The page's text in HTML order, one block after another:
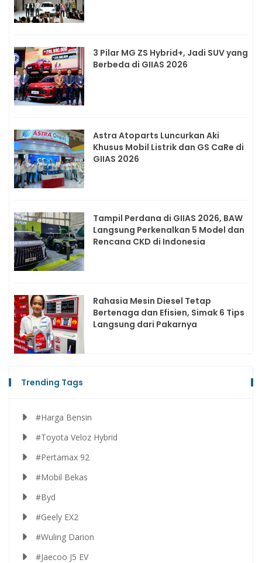
3 Pilar MG ZS Hybrid+, Jadi SUV yang
Berbeda di GIIAS 2026
Astra Atoparts Luncurkan Aki
Khusus Mobil Listrik dan GS CaRe di
GIIAS 2026
Tampil Perdana di GIIAS 2026, BAW
Langsung Perkenalkan 5 Model dan
Rencana CKD di Indonesia
Rahasia Mesin Diesel Tetap
Bertenaga dan Efisien, Simak 6 Tips
Langsung dari Pakarnya
Trending Tags
#Harga Bensin
#Toyota Veloz Hybrid
#Pertamax 92
#Mobil Bekas
#Byd
#Geely EX2
#Wuling Darion
#Jaecoo J5 EV